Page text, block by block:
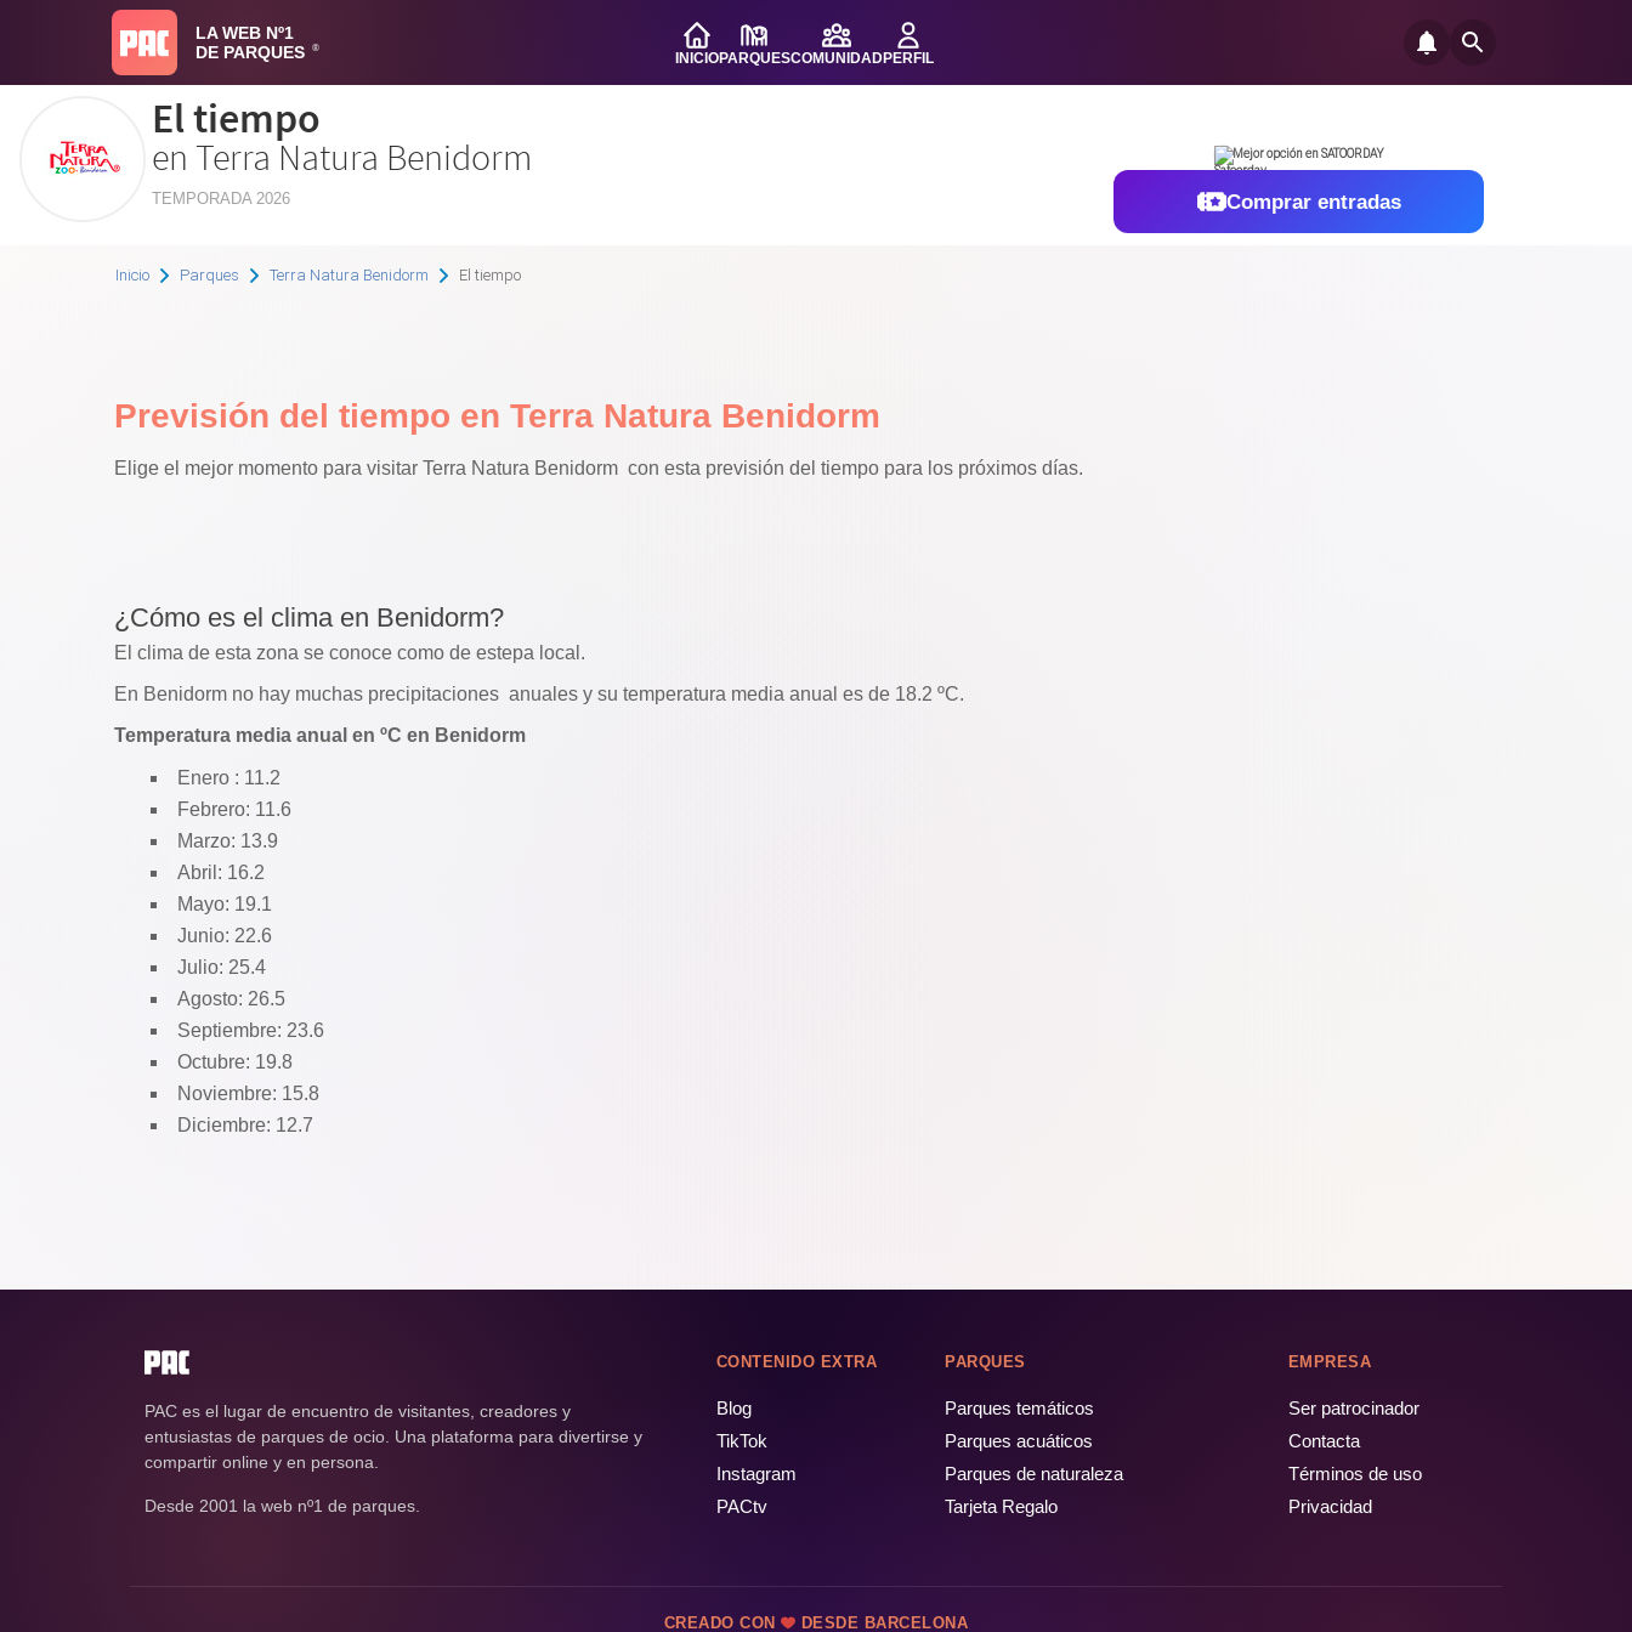
LA WEB Nº1
DE PARQUES
®
INICIOPARQUESCOMUNIDADPERFIL
El tiempo
en Terra Natura Benidorm
TEMPORADA 2026
Mejor opción en SATOORDAY
Comprar entradas
Inicio Parques Terra Natura Benidorm El tiempo
Previsión del tiempo en Terra Natura Benidorm
Elige el mejor momento para visitar Terra Natura Benidorm con esta previsión del tiempo para los próximos días.
¿Cómo es el clima en Benidorm?
El clima de esta zona se conoce como de estepa local.
En Benidorm no hay muchas precipitaciones anuales y su temperatura media anual es de 18.2 ºC.
Temperatura media anual en ºC en Benidorm
Enero : 11.2
Febrero: 11.6
Marzo: 13.9
Abril: 16.2
Mayo: 19.1
Junio: 22.6
Julio: 25.4
Agosto: 26.5
Septiembre: 23.6
Octubre: 19.8
Noviembre: 15.8
Diciembre: 12.7
PAC es el lugar de encuentro de visitantes, creadores y
entusiastas de parques de ocio. Una plataforma para divertirse y
compartir online y en persona.
Desde 2001 la web nº1 de parques.
CONTENIDO EXTRA
Blog
TikTok
Instagram
PACtv
PARQUES
Parques temáticos
Parques acuáticos
Parques de naturaleza
Tarjeta Regalo
EMPRESA
Ser patrocinador
Contacta
Términos de uso
Privacidad
CREADO CON DESDE BARCELONA